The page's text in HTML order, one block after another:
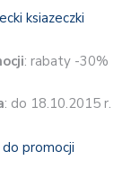
: rabaty -30%
: do 18.10.2015 r.
promocji